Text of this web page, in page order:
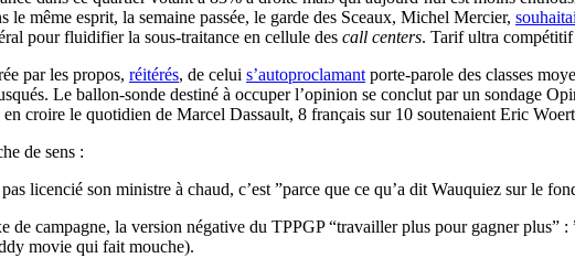
le même esprit, la semaine passée, le garde des Sceaux, Michel Mercier,
pour fluidifier la sous-traitance en cellule des call centers. Tarif ultra
par les propos, réitérés, de celui s’autoproclamant porte-parole des classes
Le ballon-sonde destiné à occuper l’opinion se conclut par un sondage
en croire le quotidien de Marcel Dassault, 8 français sur 10 soutenaient Eric
de sens :
licencié son ministre à chaud, c’est ”parce que ce qu’a dit Wauquiez sur le
de campagne, la version négative du TPPGP “travailler plus pour gagner plus”
movie qui fait mouche).